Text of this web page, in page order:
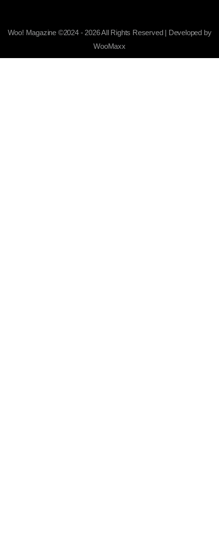
Woo! Magazine ©2024 - 2026 All Rights Reserved | Developed by
WooMaxx